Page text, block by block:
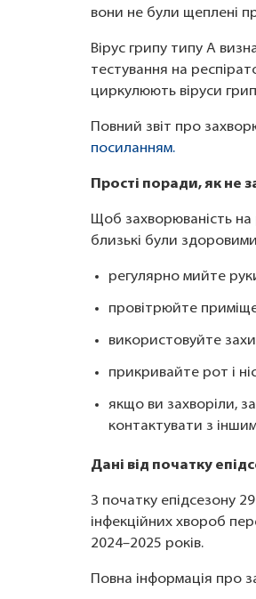
вони не були щеплені
Вірус грипу типу А
тестування на
циркулюють віруси
Повний звіт про
посиланням.
Прості поради, як не
Щоб захворюваність на
близькі були
регулярно мийте
провітрюйте
використовуйте
прикривайте рот і
якщо ви захворіли,
контактувати з
Дані від початку
З початку епідсезону
інфекційних хвороб
2024–2025 років.
Повна інформація про